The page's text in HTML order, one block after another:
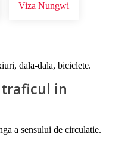
Viza Nungwi
dala-dala, biciclete.
traficul in
a sensului de circulatie.